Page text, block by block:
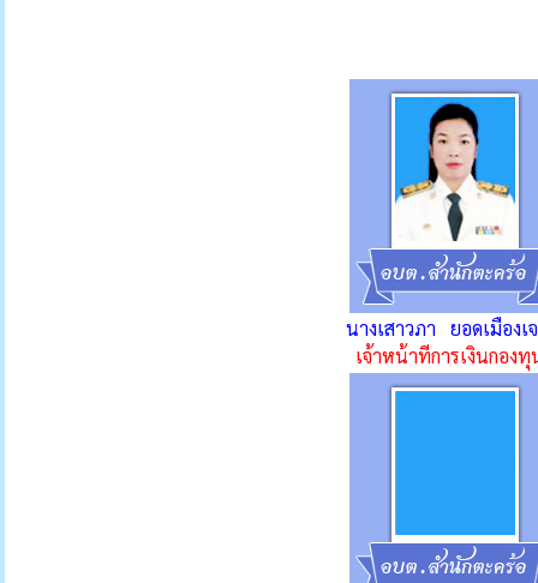
นางเสาวภา ยอดเมืองเ
เจ้าหน้าทีการเงินกอง